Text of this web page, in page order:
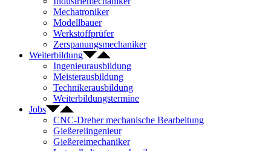
Mechatroniker
Modellbauer
Werkstoffprüfer
Zerspanungsmechaniker
Weiterbildung
Ingenieurausbildung
Meisterausbildung
Technikerausbildung
Weiterbildungstermine
Jobs
CNC-Dreher mechanische Bearbeitung
Gießereiingenieur
Gießereimechaniker